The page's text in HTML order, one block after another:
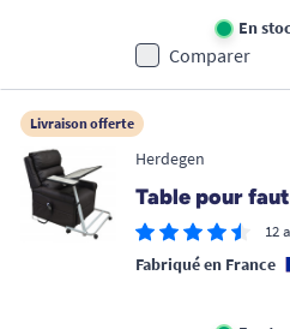
En
Comparer
Livraison offerte
Herdegen
Table pour
12
Fabriqué en France